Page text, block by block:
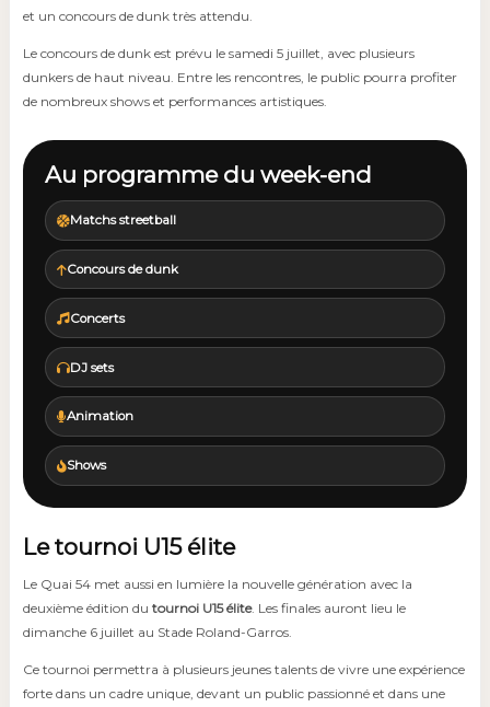
et un concours de dunk très attendu.
Le concours de dunk est prévu le samedi 5 juillet, avec plusieurs
dunkers de haut niveau. Entre les rencontres, le public pourra profiter
de nombreux shows et performances artistiques.
Au programme du week-end
Matchs streetball
Concours de dunk
Concerts
DJ sets
Animation
Shows
Le tournoi U15 élite
Le Quai 54 met aussi en lumière la nouvelle génération avec la
deuxième édition du tournoi U15 élite. Les finales auront lieu le
dimanche 6 juillet au Stade Roland-Garros.
Ce tournoi permettra à plusieurs jeunes talents de vivre une expérience
forte dans un cadre unique, devant un public passionné et dans une